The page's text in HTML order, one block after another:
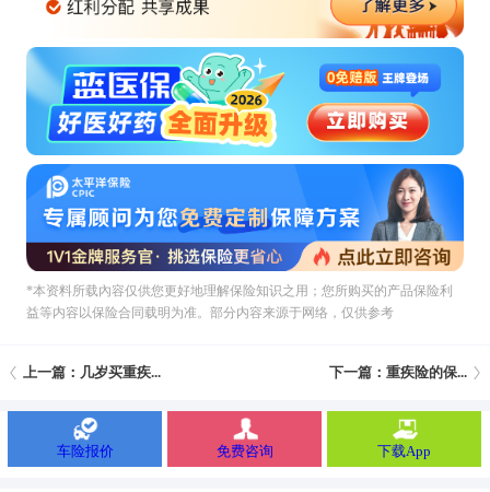
*本资料所载內容仅供您更好地理解保险知识之用；您所购买的产品保险利
益等内容以保险合同载明为准。部分内容来源于网络，仅供参考
上一篇：几岁买重疾... 下一篇：重疾险的保...
车险报价 免费咨询 下载App